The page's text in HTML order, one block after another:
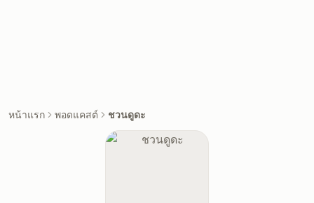
หน้าแรก พอดแคสต์ ชวนดูดะ